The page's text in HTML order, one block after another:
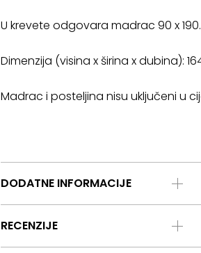
U krevete odgovara madrac 90 x 190.
Dimenzija (visina x širina x dubina):
Madrac i posteljina nisu uključeni u
DODATNE INFORMACIJE
RECENZIJE